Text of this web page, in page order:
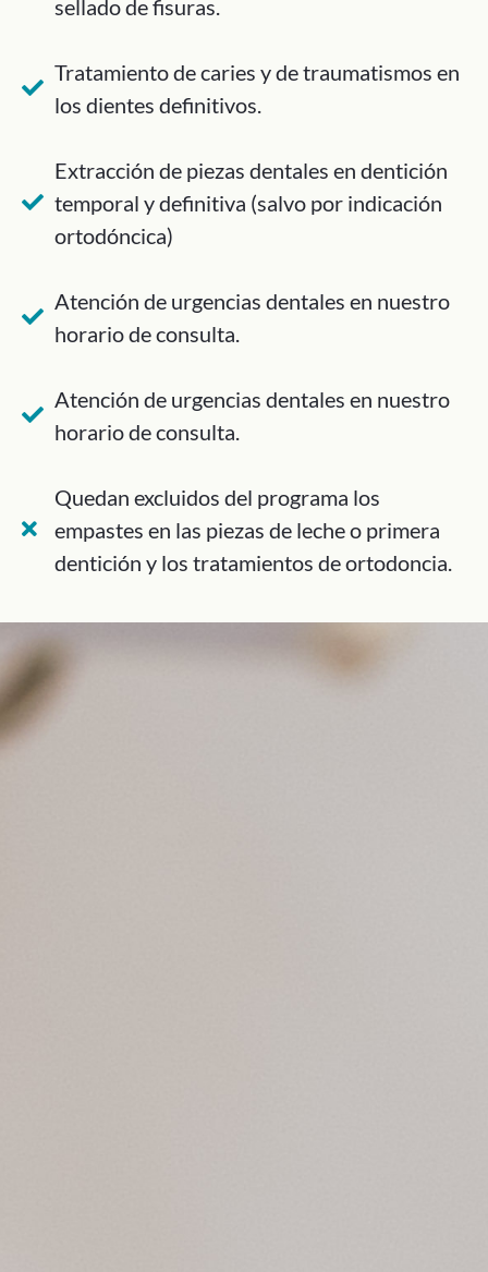
sellado de fisuras.
Tratamiento de caries y de traumatismos en
los dientes definitivos.
Extracción de piezas dentales en dentición
temporal y definitiva (salvo por indicación
ortodóncica)
Atención de urgencias dentales en nuestro
horario de consulta.
Atención de urgencias dentales en nuestro
horario de consulta.
Quedan excluidos del programa los
empastes en las piezas de leche o primera
dentición y los tratamientos de ortodoncia.